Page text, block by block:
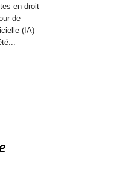
en droit
de
(IA)